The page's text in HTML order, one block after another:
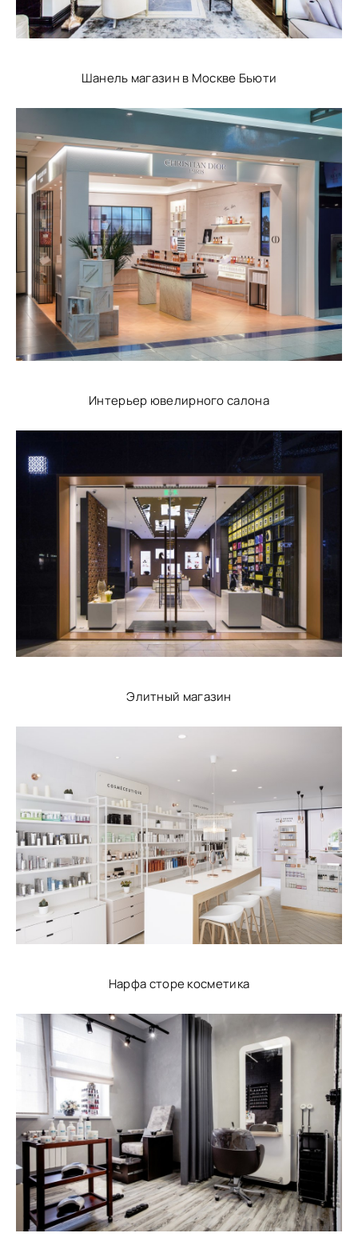
Шанель магазин в Москве Бьюти
Интерьер ювелирного салона
Элитный магазин
Нарфа сторе косметика